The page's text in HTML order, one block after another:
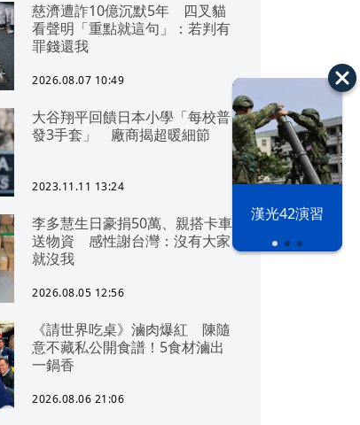
漢光42演習
慈濟遭詐10億沉默5年 四叉貓
看聲明「重點就這句」：若判有
罪錢還我
2026.08.07 10:49
大谷翔平回饋日本小學「每校普
發3手套」 廠商揭超暖細節
2023.11.11 13:24
李多慧生日豪捐50萬、親搭卡車
送物資 感性謝台灣：沒有大家
就沒我
2026.08.05 12:56
《請世界吃桌》滷肉爆紅 陳隨
意不藏私公開食譜！5食材滷出
一鍋香
2026.08.06 21:06